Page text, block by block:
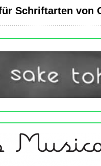
Schriftarten von